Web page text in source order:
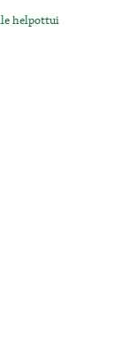
helpottui